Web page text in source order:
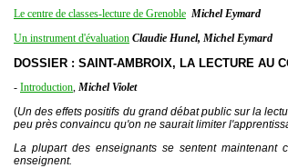
Le centre de classes-lecture de Grenoble Michel Eymard
Un instrument d'évaluation Claudie Hunel, Michel Eymard
DOSSIER : SAINT-AMBROIX, LA LECTURE AU
- Introduction, Michel Violet
(Un des effets positifs du grand débat public sur la
peu près convaincu qu'on ne saurait limiter
La plupart des enseignants se sentent
enseignent.